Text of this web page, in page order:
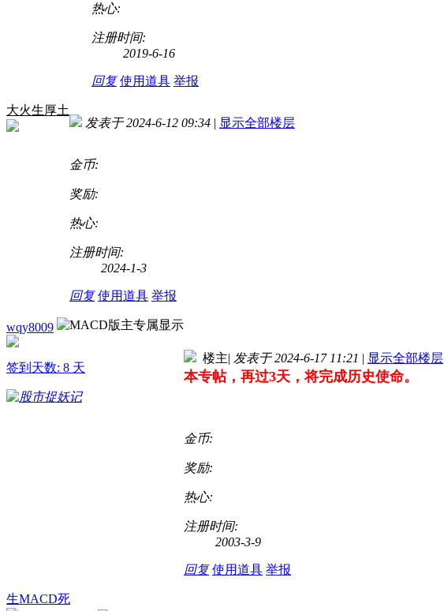
热心:
注册时间:
2019-6-16
回复 使用道具 举报
大火生厚土
发表于 2024-6-12 09:34 | 显示全部楼层
金币:
奖励:
热心:
注册时间:
2024-1-3
回复 使用道具 举报
wqy8009
签到天数: 8 天
楼主| 发表于 2024-6-17 11:21 | 显示全部楼层
本专帖，再过3天，将完成历史使命。
金币:
奖励:
热心:
注册时间:
2003-3-9
回复 使用道具 举报
生MACD死